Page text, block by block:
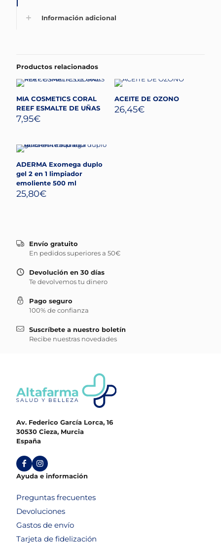
Información adicional
Productos relacionados
MIA COSMETICS CORAL
REEF ESMALTE DE UÑAS
7,95€
ACEITE DE OZONO
26,45€
ADERMA Exomega duplo
gel 2 en 1 limpiador
emoliente 500 ml
25,80€
Envío gratuito
En pedidos superiores a 50€
Devolución en 30 días
Te devolvemos tu dinero
Pago seguro
100% de confianza
Suscríbete a nuestro boletín
Recibe nuestras novedades
Av. Federico García Lorca, 16
30530 Cieza, Murcia
España
Ayuda e información
Preguntas frecuentes
Devoluciones
Gastos de envío
Tarjeta de fidelización